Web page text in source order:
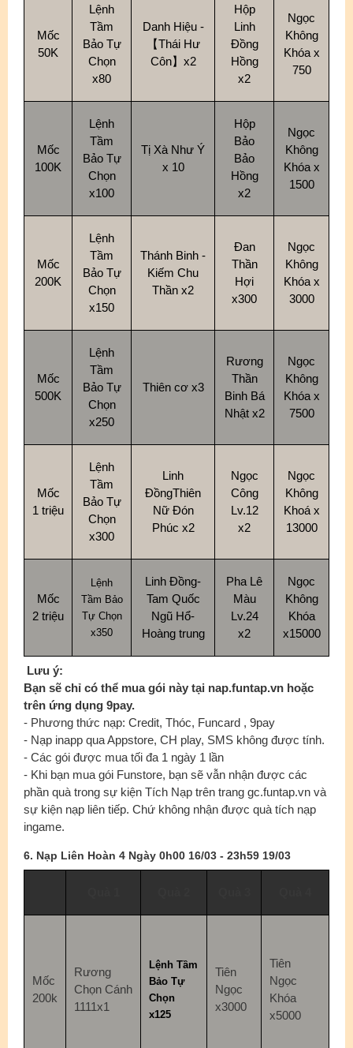
Mốc
50K
Lệnh
Tầm
Bảo Tự
Chọn
x80
Danh Hiệu -
【Thái Hư
Côn】x2
Hộp
Linh
Đồng
Hồng
x2
Ngọc
Không
Khóa x
750
Mốc
100K
L ệnh
Tầm
Bảo Tự
Chọn
x100
Tị Xà Như Ý
x 10
Hộp
Bảo
Bảo
Hồng
x2
Ngọc
Không
Khóa x
1500
Mốc
200K
Lệnh
Tầm
Bảo Tự
Chọn
x150
Thánh Binh -
Kiếm Chu
Thần x2
Đan
Thần
Hợi
x300
Ngọc
Không
Khóa x
3000
Mốc
500K
Lệnh
Tầm
Bảo Tự
Chọn
x250
Thiên cơ x3
Rương
Thần
Binh Bá
Nhật x2
Ngọc
Không
Khóa x
7500
Mốc
1 triệu
Lệnh
Tầm
Bảo Tự
Chọn
x300
Linh
ĐồngThiên
Nữ Đón
Phúc x2
Ngọc
Công
Lv.12
x2
Ngọc
Không
Khoá x
13000
Mốc
2 triệu
Lệnh
Tầm Bảo
Tự Chọn
x350
Linh Đồng-
Tam Quốc
Ngũ Hổ-
Hoàng trung
Pha Lê
Màu
Lv.24
x2
Ngọc
Không
Khóa
x15000
Lưu ý:
Bạn sẽ chỉ có thể mua gói này tại nap.funtap.vn hoặc
trên ứng dụng 9pay.
- Phương thức nạp: Credit, Thóc, Funcard , 9pay
- Nạp inapp qua Appstore, CH play, SMS không được tính.
- Các gói được mua tối đa 1 ngày 1 lần
- Khi bạn mua gói Funstore, bạn sẽ vẫn nhận được các
phần quà trong sự kiện Tích Nạp trên trang gc.funtap.vn và
sự kiện nạp liên tiếp. Chứ không nhận được quà tích nạp
ingame.
6. Nạp Liên Hoàn 4 Ngày 0h00 16/03 - 23h59 19/03
Mốc
200k
Rương
Chọn Cánh
1111x1
Lệnh Tầm
Bảo Tự
Chọn
x125
Tiên
Ngọc
x3000
Tiên
Ngọc
Khóa
x5000